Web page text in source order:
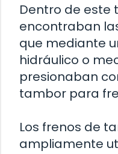
Dentro de este
encontraban
que mediante
hidráulico o
presionaban
tambor para
Los frenos de
ampliamente